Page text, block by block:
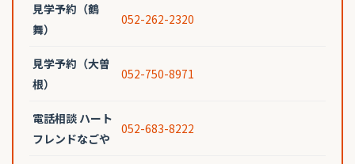
見学予約（鶴
舞）
052-262-2320
見学予約（大曽
根）
052-750-8971
電話相談 ハート
フレンドなごや
052-683-8222